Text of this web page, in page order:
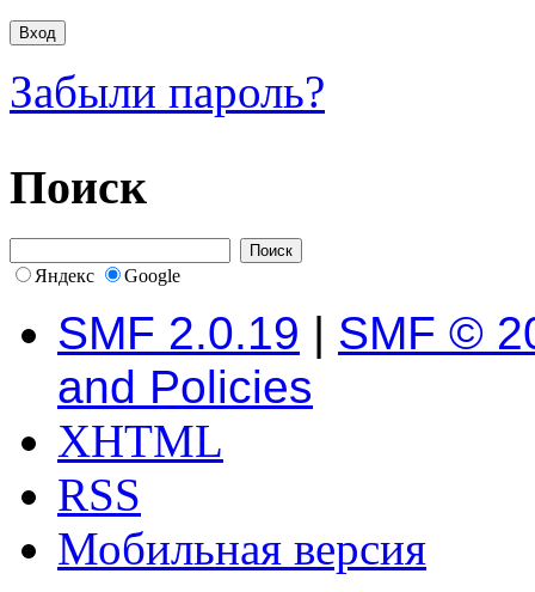
Забыли пароль?
Поиск
Яндекс Google
SMF 2.0.19 | SMF ©
and Policies
XHTML
RSS
Мобильная версия